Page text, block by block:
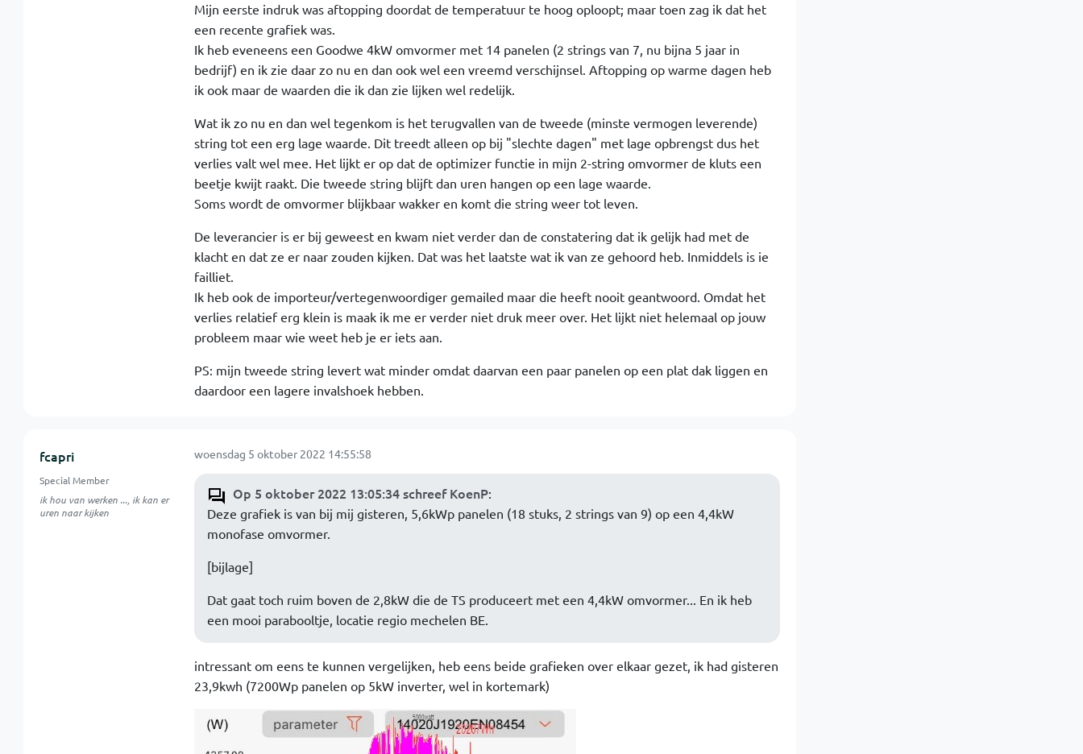
Mijn eerste indruk was aftopping doordat de temperatuur te hoog oploopt; maar toen zag ik dat het
een recente grafiek was.
Ik heb eveneens een Goodwe 4kW omvormer met 14 panelen (2 strings van 7, nu bijna 5 jaar in
bedrijf) en ik zie daar zo nu en dan ook wel een vreemd verschijnsel. Aftopping op warme dagen heb
ik ook maar de waarden die ik dan zie lijken wel redelijk.
Wat ik zo nu en dan wel tegenkom is het terugvallen van de tweede (minste vermogen leverende)
string tot een erg lage waarde. Dit treedt alleen op bij "slechte dagen" met lage opbrengst dus het
verlies valt wel mee. Het lijkt er op dat de optimizer functie in mijn 2-string omvormer de kluts een
beetje kwijt raakt. Die tweede string blijft dan uren hangen op een lage waarde.
Soms wordt de omvormer blijkbaar wakker en komt die string weer tot leven.
De leverancier is er bij geweest en kwam niet verder dan de constatering dat ik gelijk had met de
klacht en dat ze er naar zouden kijken. Dat was het laatste wat ik van ze gehoord heb. Inmiddels is ie
failliet.
Ik heb ook de importeur/vertegenwoordiger gemailed maar die heeft nooit geantwoord. Omdat het
verlies relatief erg klein is maak ik me er verder niet druk meer over. Het lijkt niet helemaal op jouw
probleem maar wie weet heb je er iets aan.
PS: mijn tweede string levert wat minder omdat daarvan een paar panelen op een plat dak liggen en
daardoor een lagere invalshoek hebben.
fcapri
Special Member
ik hou van werken ..., ik kan er
uren naar kijken
woensdag 5 oktober 2022 14:55:58
Op 5 oktober 2022 13:05:34 schreef KoenP:
Deze grafiek is van bij mij gisteren, 5,6kWp panelen (18 stuks, 2 strings van 9) op een 4,4kW
monofase omvormer.
[bijlage]
Dat gaat toch ruim boven de 2,8kW die de TS produceert met een 4,4kW omvormer... En ik heb
een mooi parabooltje, locatie regio mechelen BE.
intressant om eens te kunnen vergelijken, heb eens beide grafieken over elkaar gezet, ik had gisteren
23,9kwh (7200Wp panelen op 5kW inverter, wel in kortemark)